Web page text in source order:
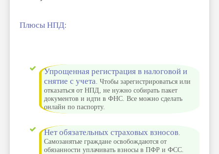
Плюсы НПД:
Упрощенная регистрация в налоговой и
снятие с учета. Чтобы зарегистрироваться или
отказаться от НПД, не нужно собирать пакет
документов и идти в ФНС. Все можно сделать
онлайн по паспорту.
Нет обязательных страховых взносов.
Самозанятые граждане освобождаются от
обязанности уплачивать взносы в ПФР и ФСС.